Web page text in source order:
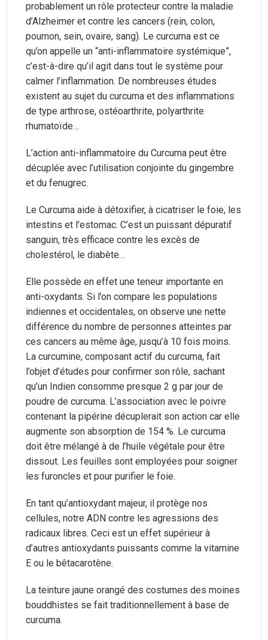
probablement un rôle protecteur contre la maladie
d’Alzheimer et contre les cancers (rein, colon,
poumon, sein, ovaire, sang). Le curcuma est ce
qu’on appelle un “anti-inflammatoire systémique”,
c’est-à-dire qu’il agit dans tout le système pour
calmer l’inflammation. De nombreuses études
existent au sujet du curcuma et des inflammations
de type arthrose, ostéoarthrite, polyarthrite
rhumatoïde…
L’action anti-inflammatoire du Curcuma peut être
décuplée avec l’utilisation conjointe du gingembre
et du fenugrec.
Le Curcuma aide à détoxifier, à cicatriser le foie, les
intestins et l’estomac. C’est un puissant dépuratif
sanguin, très efficace contre les excès de
cholestérol, le diabète…
Elle possède en effet une teneur importante en
anti-oxydants. Si l’on compare les populations
indiennes et occidentales, on observe une nette
différence du nombre de personnes atteintes par
ces cancers au même âge, jusqu’à 10 fois moins.
La curcumine, composant actif du curcuma, fait
l’objet d’études pour confirmer son rôle, sachant
qu’un Indien consomme presque 2 g par jour de
poudre de curcuma. L’association avec le poivre
contenant la pipérine décuplerait son action car elle
augmente son absorption de 154 %. Le curcuma
doit être mélangé à de l’huile végétale pour être
dissout. Les feuilles sont employées pour soigner
les furoncles et pour purifier le foie.
En tant qu’antioxydant majeur, il protège nos
cellules, notre ADN contre les agressions des
radicaux libres. Ceci est un effet supérieur à
d’autres antioxydants puissants comme la vitamine
E ou le bêtacarotène.
La teinture jaune orangé des costumes des moines
bouddhistes se fait traditionnellement à base de
curcuma.